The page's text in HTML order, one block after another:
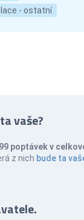
- ostatní
vaše?
poptávek v
z nich bude ta